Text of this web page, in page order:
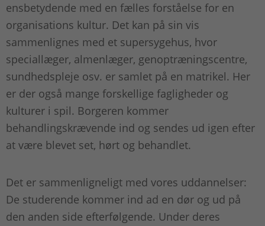
ensbetydende med en fælles forståelse for en
organisations kultur. Det kan på sin vis
sammenlignes med et supersygehus, hvor
speciallæger, almenlæger, genoptræningscentre,
sundhedspleje osv. er samlet på en matrikel. Her
er der også mange forskellige fagligheder og
kulturer i spil. Borgeren kommer
behandlingskrævende ind og sendes ud igen efter
at være blevet set, hørt og behandlet.
Det er sammenligneligt med vores uddannelser:
De studerende kommer ind ad en dør og ud på
den anden side efterfølgende. Under deres